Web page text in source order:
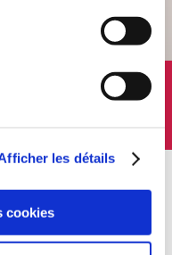
les détails
cookies
quantités -42%